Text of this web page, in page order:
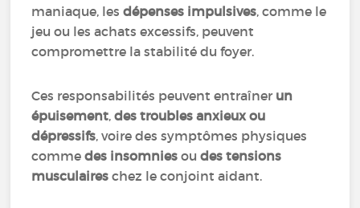
maniaque, lesdépenses impulsives, comme le
jeu ou les achats excessifs, peuvent
compromettre la stabilité du foyer.
Ces responsabilités peuvent entraîner un
épuisement,des troubles anxieux ou
dépressifs, voire des symptômes physiques
commedes insomnies oudes tensions
musculaires chez le conjoint aidant.